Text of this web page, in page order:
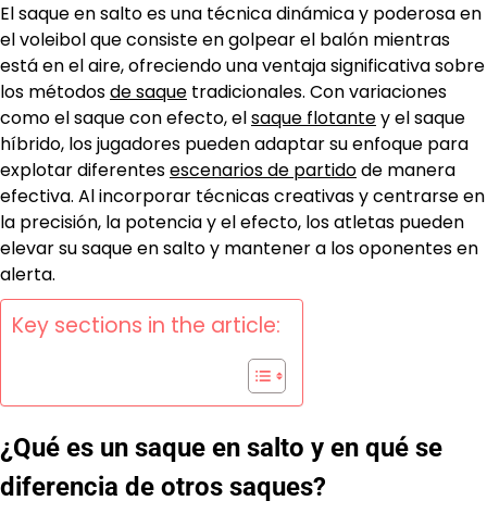
El saque en salto es una técnica dinámica y poderosa en
el voleibol que consiste en golpear el balón mientras
está en el aire, ofreciendo una ventaja significativa sobre
los métodosde saque tradicionales. Con variaciones
como el saque con efecto, elsaque flotantey el saque
híbrido, los jugadores pueden adaptar su enfoque para
explotar diferentesescenarios de partidode manera
efectiva. Al incorporar técnicas creativas y centrarse en
la precisión, la potencia y el efecto, los atletas pueden
elevar su saque en salto y mantener a los oponentes en
alerta.
Key sections in the article:
¿Qué es un saque en salto y en qué se
diferencia de otros saques?